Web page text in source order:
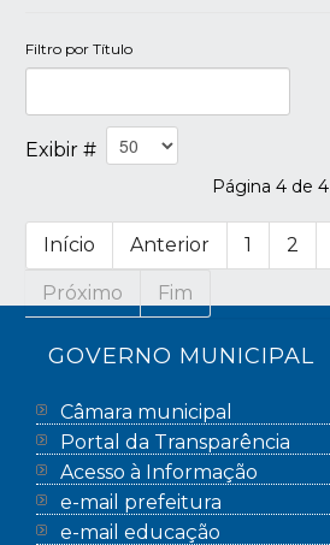
Filtro por Título
Exibir #
Página 4 de 4
Início Anterior 1 2
Próximo Fim
GOVERNO MUNICIPAL
Câmara municipal
Portal da Transparência
Acesso à Informação
e-mail prefeitura
e-mail educação